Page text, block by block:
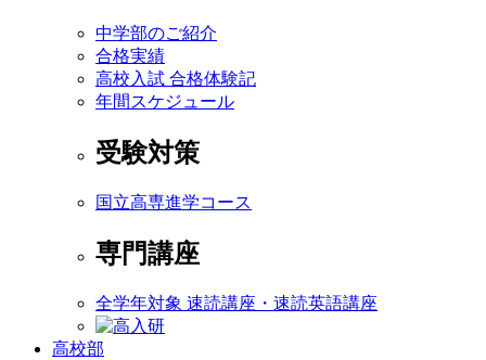
中学部のご紹介
合格実績
高校入試 合格体験記
年間スケジュール
受験対策
国立高専進学コース
専門講座
全学年対象 速読講座・速読英語講座
高校部